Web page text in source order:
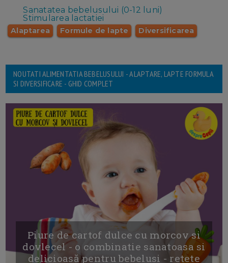
Sanatatea bebelusului (0-12 luni)
Stimularea lactatiei
Alaptarea Formule de lapte Diversificarea
NOUTATI ALIMENTATIA BEBELUSULUI - ALAPTARE, LAPTE FORMULA
SI DIVERSIFICARE - GHID COMPLET
Piure de cartof dulce cu morcov si
dovlecel - o combinatie sanatoasa si
delicioasă pentru bebelusi - retete